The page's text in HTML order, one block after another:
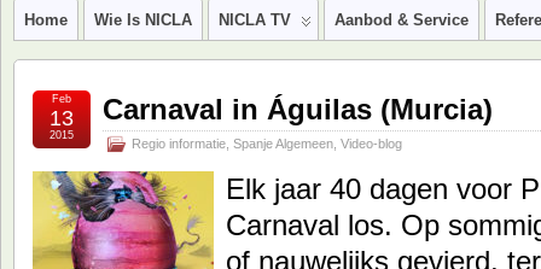
Home Wie Is NICLA NICLA TV Aanbod & Service
Carnaval in Águilas (Murcia)
Regio informatie Spanje Algemeen Video-blog
Feb
13
2015
Elk jaar 40 dagen voor
Carnaval los. Op
of nauwelijks gevierd,